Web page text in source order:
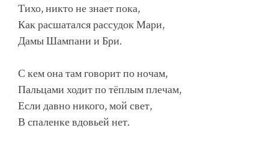
Тихо, никто не знает пока,
Как расшатался рассудок Мари,
Дамы Шампани и Бри.
С кем она там говорит по ночам,
Пальцами ходит по тёплым плечам,
Если давно никого, мой свет,
В спаленке вдовьей нет.